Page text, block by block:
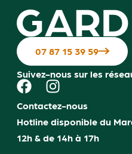
07 87 15 39 59
Suivez-nous sur les
Contactez-nous
Hotline disponible du
12h & de 14h à 17h